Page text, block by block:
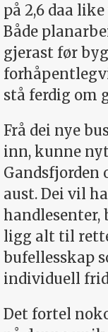
på 2,6 daa
Både
gjerast før
stå ferdig om
Frå dei nye
inn, kunne
Gandsfjorden
aust. Dei vil
handlesenter,
ligg alt til
bufellesskap
individuell
Det fortel